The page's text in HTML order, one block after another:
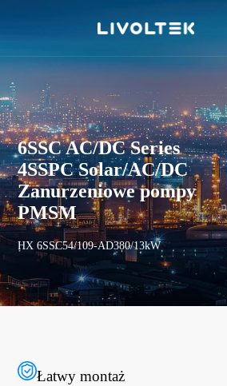
6SSC AC/DC Series
4SSPC Solar/AC/DC
Zanurzeniowe pompy
PMSM
HX 6SSC54/109-AD380/13kW
Łatwy montaż